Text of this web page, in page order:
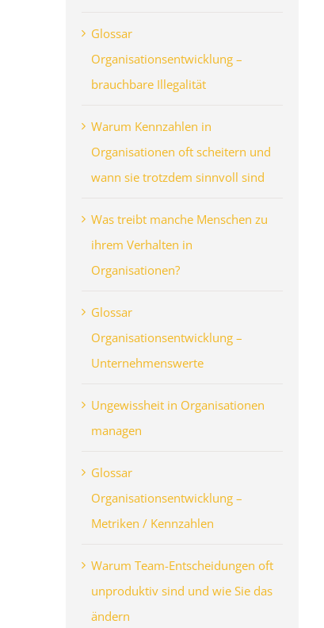
Glossar
Organisationsentwicklung –
brauchbare Illegalität
Warum Kennzahlen in
Organisationen oft scheitern und
wann sie trotzdem sinnvoll sind
Was treibt manche Menschen zu
ihrem Verhalten in
Organisationen?
Glossar
Organisationsentwicklung –
Unternehmenswerte
Ungewissheit in Organisationen
managen
Glossar
Organisationsentwicklung –
Metriken / Kennzahlen
Warum Team-Entscheidungen oft
unproduktiv sind und wie Sie das
ändern